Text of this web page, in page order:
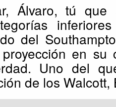
Álvaro, tú que
del
en su
Uno del
de los